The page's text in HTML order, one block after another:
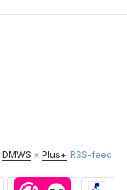
DMWS x Plus+ RSS-feed